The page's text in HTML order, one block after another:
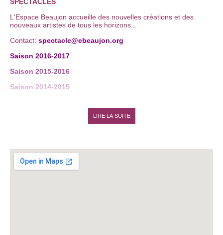
L'Espace Beaujon accueille des nouvelles créations et des
nouveaux artistes de tous les horizons...
Contact: spectacle@ebeaujon.org
Saison 2016-2017
Saison 2015-2016
Saison 2014-2015
, possibilité departiciper à des
collectifs et d'événements ponctuels à découvrir !
Le lieu d'accueil se situe au
LIRE LA SUITE